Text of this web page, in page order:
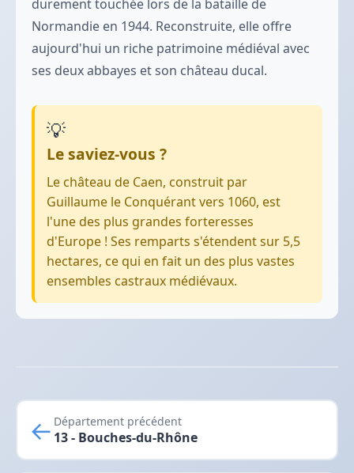
durement touchée lors de la bataille de
Normandie en 1944. Reconstruite, elle offre
aujourd'hui un riche patrimoine médiéval avec
ses deux abbayes et son château ducal.
💡
Le saviez-vous ?
Le château de Caen, construit par
Guillaume le Conquérant vers 1060, est
l'une des plus grandes forteresses
d'Europe ! Ses remparts s'étendent sur 5,5
hectares, ce qui en fait un des plus vastes
ensembles castraux médiévaux.
← Département précédent
13 - Bouches-du-Rhône